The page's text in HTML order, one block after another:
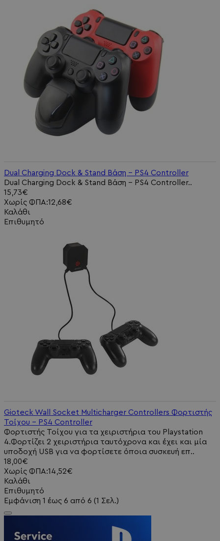
Dual Charging Dock & Stand Βάση - PS4 Controller
Dual Charging Dock & Stand Βάση - PS4 Controller..
15,73€
Χωρίς ΦΠΑ:12,68€
Καλάθι
Επιθυμητό
Gioteck Wall Socket Multicharger Controllers Φορτιστής
Τοίχου - PS4 Controller
Φορτιστής Τοίχου για τα χειριστήρια του Playstation
4.Φορτίζει 2 χειριστήρια ταυτόχρονα και έχει και μία
υποδοχή USB για να φορτίσετε όποια συσκευή επ..
18,00€
Χωρίς ΦΠΑ:14,52€
Καλάθι
Επιθυμητό
Εμφάνιση 1 έως 6 από 6 (1 Σελ.)